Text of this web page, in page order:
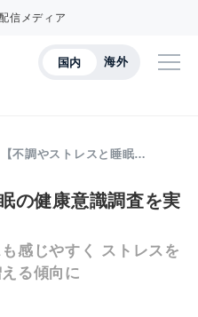
信メディア
国内 海外
【不調やストレスと睡眠…
の健康意識調査を実
感じやすく ストレスを
る傾向に